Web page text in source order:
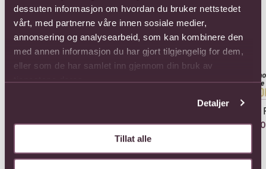
dessuten informasjon om hvordan du bruker nettstedet
vårt, med partnerne våre innen sosiale medier,
annonsering og analysearbeid, som kan kombinere den
med annen informasjon du har gjort tilgjengelig for dem,
eller som de har samlet inn gjennom din bruk av
tjenestene deres.
Detaljer
Tillat alle
935,-
1133,-